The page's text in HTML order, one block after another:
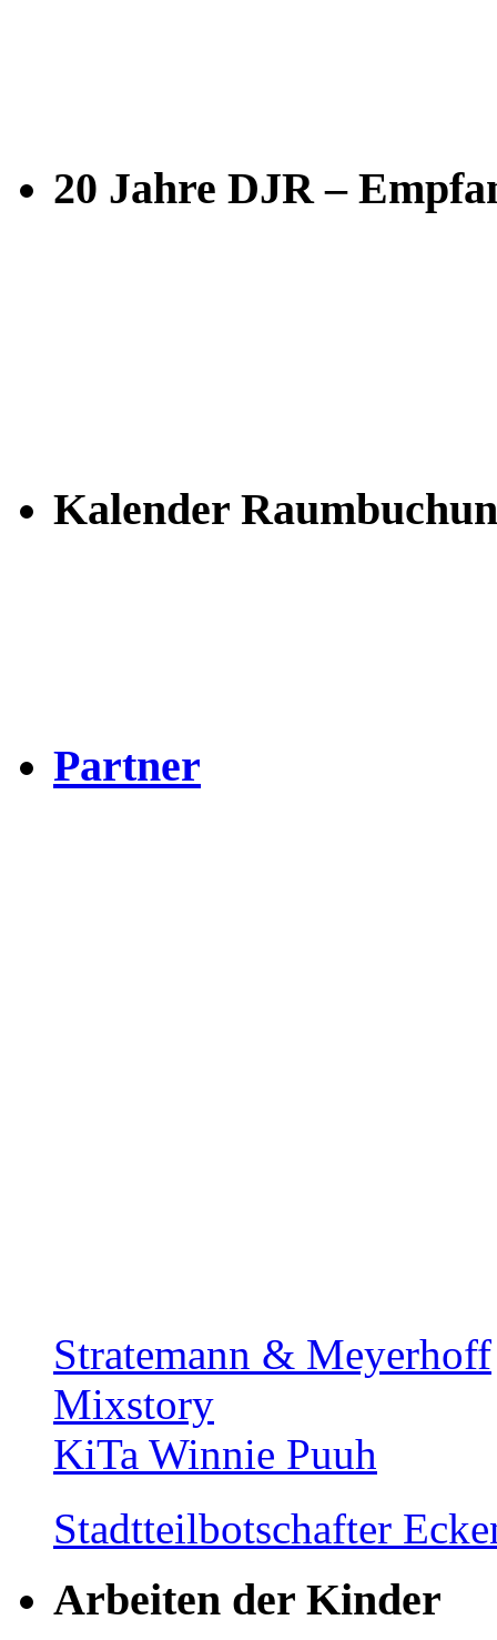
20 Jahre DJR –
Kalender
Partner
Stratemann & Meyerhoff
Mixstory
KiTa Winnie Puuh
Stadtteilbotschafter
Arbeiten der Kinder